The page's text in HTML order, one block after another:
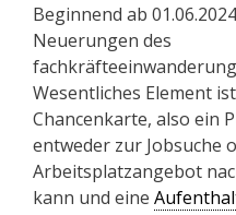
Beginnend ab
Neuerungen des
Wesentliches Element
Chancenkarte, also ein
entweder zur Jobsuche
Arbeitsplatzangebot
kann und eine